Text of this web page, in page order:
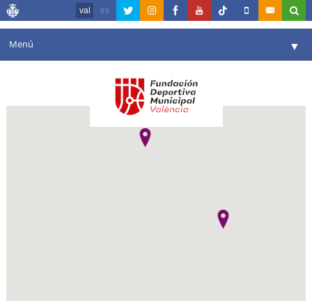
val es
Menú ▼
Agenda